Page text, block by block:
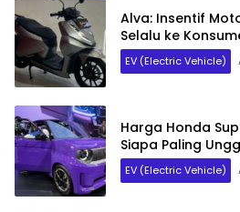
Alva: Insentif
Selalu ke
EV (Electric Vehicle)
Harga Honda
Siapa Paling
EV (Electric Vehicle)